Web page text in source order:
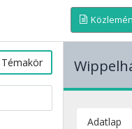
Témakör
Adatlap